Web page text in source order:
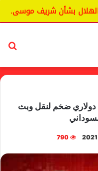
بشأن شريف موسى.
ضخم لنقل وبث
790